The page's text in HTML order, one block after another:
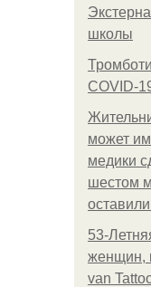
школы
COVID-
может
медики
шестом
53-
женщин,
van